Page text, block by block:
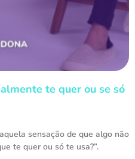
te quer ou se só
sensação de que algo não
te quer ou só te usa?”.